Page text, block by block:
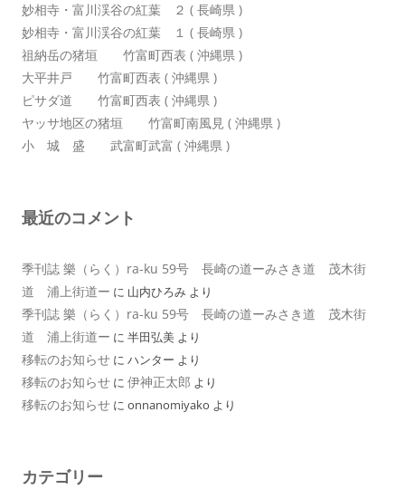
妙相寺・富川渓谷の紅葉 ２ ( 長崎県 )
妙相寺・富川渓谷の紅葉 １ ( 長崎県 )
祖納岳の猪垣 竹富町西表 ( 沖縄県 )
大平井戸 竹富町西表 ( 沖縄県 )
ピサダ道 竹富町西表 ( 沖縄県 )
ヤッサ地区の猪垣 竹富町南風見 ( 沖縄県 )
小 城 盛 武富町武富 ( 沖縄県 )
最近のコメント
季刊誌 樂（らく）ra-ku 59号 長崎の道ーみさき道 茂木街
道 浦上街道ー に 山内ひろみ より
季刊誌 樂（らく）ra-ku 59号 長崎の道ーみさき道 茂木街
道 浦上街道ー に 半田弘美 より
移転のお知らせ に ハンター より
移転のお知らせ に 伊神正太郎 より
移転のお知らせ に onnanomiyako より
カテゴリー